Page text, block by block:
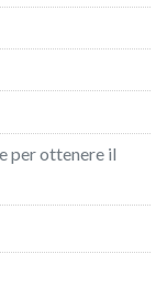
per ottenere il